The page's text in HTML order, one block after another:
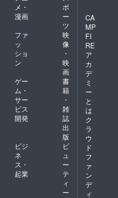
メ・
漫画
ポ
ー
ツ
ファ
ッ
ショ
ン
映
像
・
映
画
ゲー
ム・
サー
ビス
開発
書
籍
・
雑
誌
出
版
ビジ
ネ
ス・
起業
ビ
ュ
ー
テ
ィ
ー
CA
MP
FI
RE
ア
カ
デ
ミ
ー
と
は
ク
ラ
ウ
ド
フ
ァ
ン
デ
ィ